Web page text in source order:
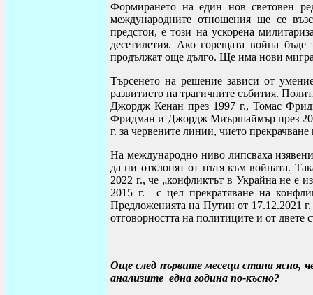
Формирането на един нов световен
международните отношения ще се
предстои, е този на ускорена
десетилетия. Ако горещата война
продължат още дълго. Ще има нови
Търсенето на решение зависи от
развитието на трагичните събития.
Джордж Кенан през 1997 г., Томас
Фридман и Джордж Миършаймър през
г. за червените линии, чието
На международно ниво липсваха
да ни отклонят от пътя към войната.
2022 г., че „конфликтът в Украйна не е
2015 г. с цел прекратяване на
Предложенията на Путин от 17.12.2021
отговорността на политиците и от двете
Още след първите месеци стана ясно,
анализите една година по-късно?